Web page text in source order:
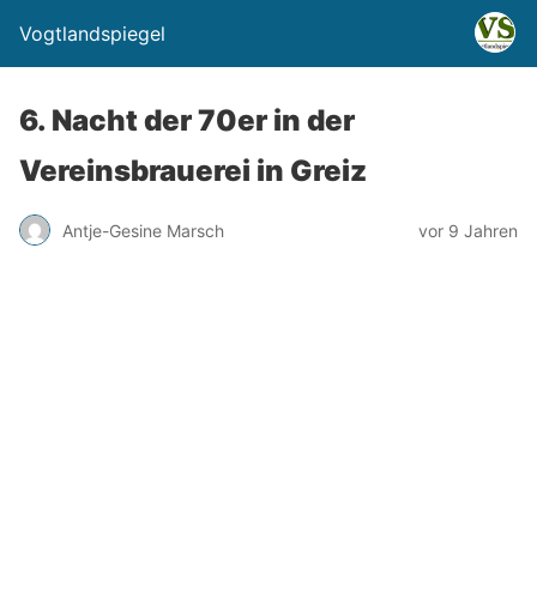
Vogtlandspiegel
6. Nacht der 70er in der
Vereinsbrauerei in Greiz
Antje-Gesine Marsch vor 9 Jahren